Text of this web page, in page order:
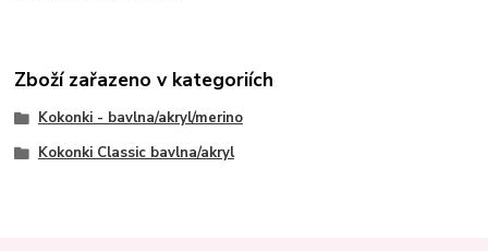
Zboží zařazeno v kategoriích
Kokonki - bavlna/akryl/merino
Kokonki Classic bavlna/akryl